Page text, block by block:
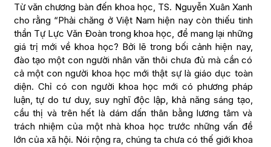
Từ văn chương bàn đến khoa học, TS. Nguyễn Xuân Xanh
cho rằng “Phải chăng ở Việt Nam hiện nay còn thiếu tinh
thần Tự Lực Văn Đoàn trong khoa học, để mang lại những
giá trị mới về khoa học? Bởi lẽ trong bối cảnh hiện nay,
đào tạo một con người nhân văn thôi chưa đủ mà cần có
cả một con người khoa học mới thật sự là giáo dục toàn
diện. Chỉ có con người khoa học mới có phương pháp
luận, tự do tư duy, suy nghĩ độc lập, khả năng sáng tạo,
cầu thị và trên hết là dám dấn thân bằng lương tâm và
trách nhiệm của một nhà khoa học trước những vấn đề
lớn của xã hội. Nói rộng ra, chúng ta chưa có thế giới khoa